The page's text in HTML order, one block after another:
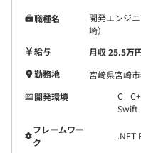
職種名
開発エンジ
崎）
給与
月収 25.5万
勤務地
宮崎県宮崎
開発環境
C
Swift
フレームワー
ク
.NET